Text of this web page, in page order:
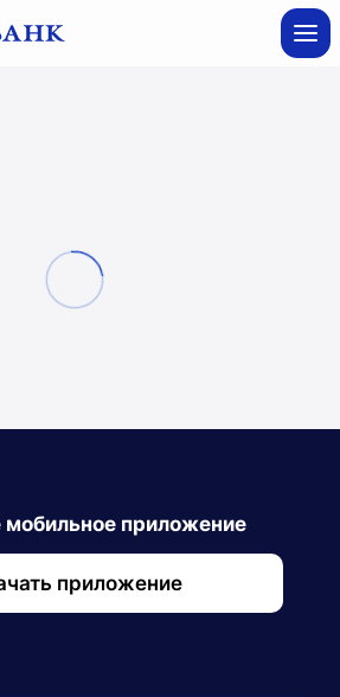
мобильное приложение
приложение